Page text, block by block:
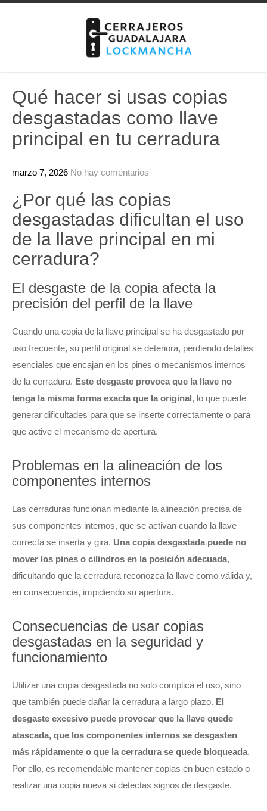
Qué hacer si usas copias
desgastadas como llave
principal en tu cerradura
marzo 7, 2026 No hay comentarios
¿Por qué las copias
desgastadas dificultan el uso
de la llave principal en mi
cerradura?
El desgaste de la copia afecta la
precisión del perfil de la llave
Cuando una copia de la llave principal se ha desgastado por
uso frecuente, su perfil original se deteriora, perdiendo detalles
esenciales que encajan en los pines o mecanismos internos
de la cerradura. Este desgaste provoca que la llave no
tenga la misma forma exacta que la original, lo que puede
generar dificultades para que se inserte correctamente o para
que active el mecanismo de apertura.
Problemas en la alineación de los
componentes internos
Las cerraduras funcionan mediante la alineación precisa de
sus componentes internos, que se activan cuando la llave
correcta se inserta y gira. Una copia desgastada puede no
mover los pines o cilindros en la posición adecuada,
dificultando que la cerradura reconozca la llave como válida y,
en consecuencia, impidiendo su apertura.
Consecuencias de usar copias
desgastadas en la seguridad y
funcionamiento
Utilizar una copia desgastada no solo complica el uso, sino
que también puede dañar la cerradura a largo plazo. El
desgaste excesivo puede provocar que la llave quede
atascada, que los componentes internos se desgasten
más rápidamente o que la cerradura se quede bloqueada.
Por ello, es recomendable mantener copias en buen estado o
realizar una copia nueva si detectas signos de desgaste.